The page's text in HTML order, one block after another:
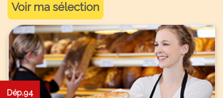
Voir ma sélection
Dép.94